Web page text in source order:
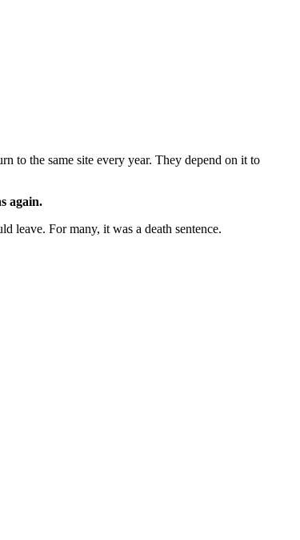
to the same site every year. They depend on it to
again.
leave. For many, it was a death sentence.